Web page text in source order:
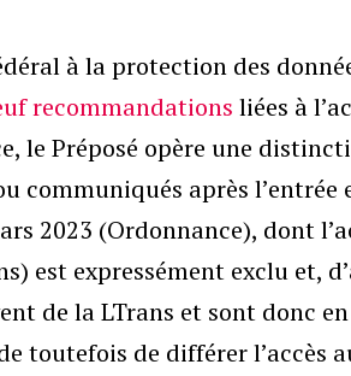
à la protection des
recommandations liées à
le Préposé opère une
communiqués après l’entrée
2023 (Ordonnance), dont
est expressément exclu et,
de la LTrans et sont donc
toutefois de différer l’accès